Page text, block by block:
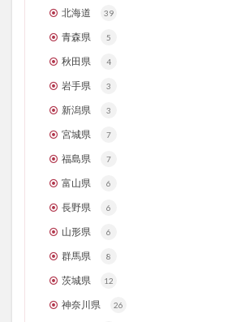
北海道 39
青森県 5
秋田県 4
岩手県 3
新潟県 3
宮城県 7
福島県 7
富山県 6
長野県 6
山形県 6
群馬県 8
茨城県 12
神奈川県 26